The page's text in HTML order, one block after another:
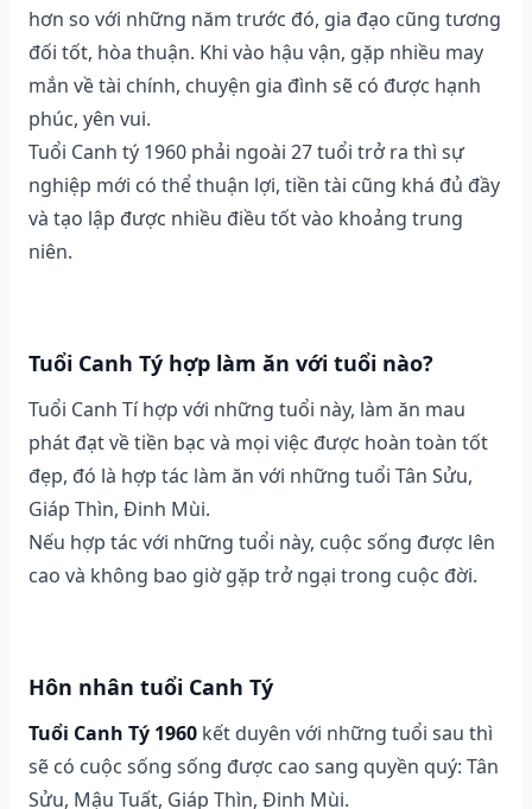
hơn so với những năm trước đó, gia đạo cũng tương
đối tốt, hòa thuận. Khi vào hậu vận, gặp nhiều may
mắn về tài chính, chuyện gia đình sẽ có được hạnh
phúc, yên vui.
Tuổi Canh tý 1960 phải ngoài 27 tuổi trở ra thì sự
nghiệp mới có thể thuận lợi, tiền tài cũng khá đủ đầy
và tạo lập được nhiều điều tốt vào khoảng trung
niên.
Tuổi Canh Tý hợp làm ăn với tuổi nào?
Tuổi Canh Tí hợp với những tuổi này, làm ăn mau
phát đạt về tiền bạc và mọi việc được hoàn toàn tốt
đẹp, đó là hợp tác làm ăn với những tuổi Tân Sửu,
Giáp Thìn, Đinh Mùi.
Nếu hợp tác với những tuổi này, cuộc sống được lên
cao và không bao giờ gặp trở ngại trong cuộc đời.
Hôn nhân tuổi Canh Tý
Tuổi Canh Tý 1960 kết duyên với những tuổi sau thì
sẽ có cuộc sống sống được cao sang quyền quý: Tân
Sửu, Mậu Tuất, Giáp Thìn, Đinh Mùi.